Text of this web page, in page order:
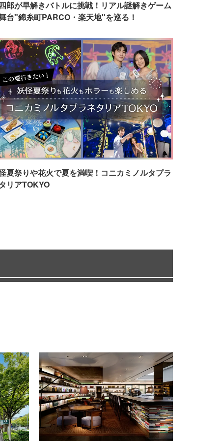
郎が早解きバトルに挑戦！リアル謎解きゲーム
台"錦糸町PARCO・楽天地"を巡る！
夏祭りや花火で夏を満喫！コニカミノルタプラ
リアTOKYO